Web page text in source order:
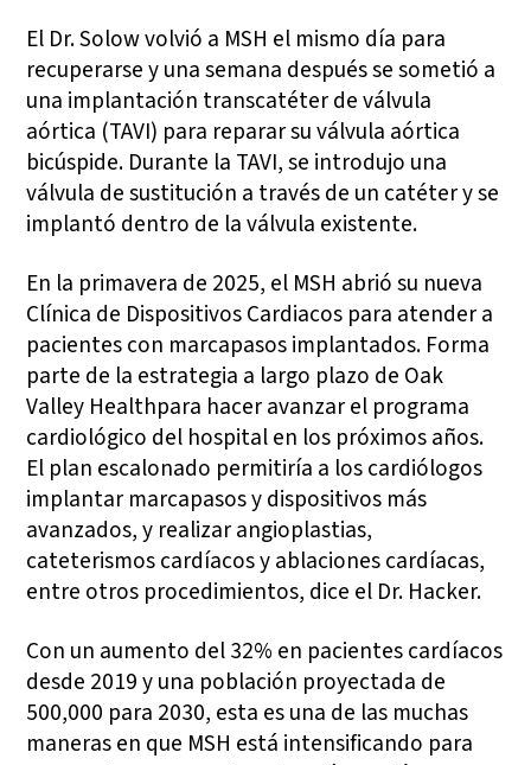
El Dr. Solow volvió a MSH el mismo día para
recuperarse y una semana después se sometió a
una implantación transcatéter de válvula
aórtica (TAVI) para reparar su válvula aórtica
bicúspide. Durante la TAVI, se introdujo una
válvula de sustitución a través de un catéter y se
implantó dentro de la válvula existente.
En la primavera de 2025, el MSH abrió su nueva
Clínica de Dispositivos Cardiacos para atender a
pacientes con marcapasos implantados. Forma
parte de la estrategia a largo plazo de Oak
Valley Healthpara hacer avanzar el programa
cardiológico del hospital en los próximos años.
El plan escalonado permitiría a los cardiólogos
implantar marcapasos y dispositivos más
avanzados, y realizar angioplastias,
cateterismos cardíacos y ablaciones cardíacas,
entre otros procedimientos, dice el Dr. Hacker.
Con un aumento del 32% en pacientes cardíacos
desde 2019 y una población proyectada de
500,000 para 2030, esta es una de las muchas
maneras en que MSH está intensificando para